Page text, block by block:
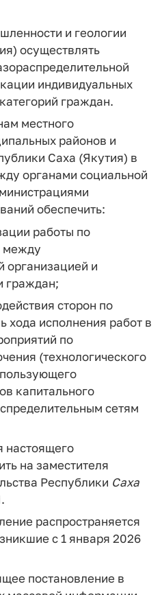
и геологии
осуществлять
индивидуальных
граждан.
местного
районов и
Саха (Якутия) в
органами социальной
обеспечить:
работы по
между
организацией и
граждан;
сторон по
хода исполнения работ в
по
(технологического
капитального
сетям
настоящего
на заместителя
Республики Саха
распространяется
с 1 января 2026
постановление в